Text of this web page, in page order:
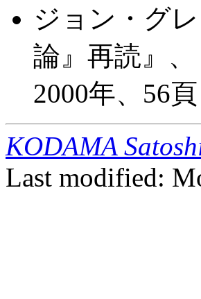
ジョン・グ
論』再読』
2000年、56頁
KODAMA
Last modified: